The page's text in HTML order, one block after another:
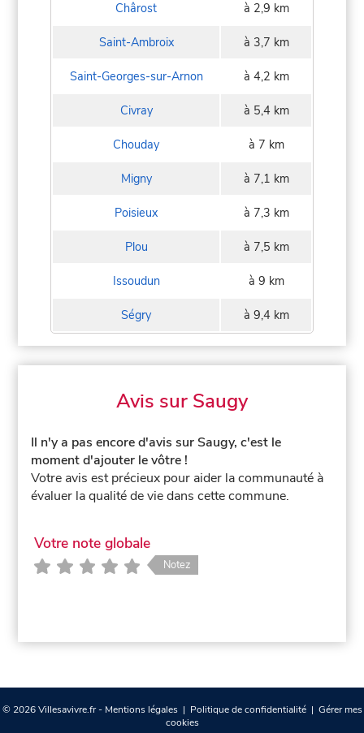
Chârost à 2,9 km
Saint-Ambroix à 3,7 km
Saint-Georges-sur-Arnon à 4,2 km
Civray à 5,4 km
Chouday à 7 km
Migny à 7,1 km
Poisieux à 7,3 km
Plou à 7,5 km
Issoudun à 9 km
Ségry à 9,4 km
Avis sur Saugy
Il n'y a pas encore d'avis sur Saugy, c'est le
moment d'ajouter le vôtre !
Votre avis est précieux pour aider la communauté à
évaluer la qualité de vie dans cette commune.
Votre note globale
Notez
© 2026 Villesavivre.fr - Mentions légales| Politique de confidentialité| Gérer mes
cookies